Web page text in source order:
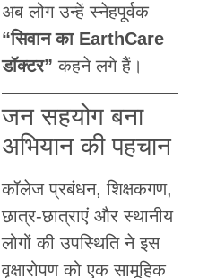
अब लोग उन्हें स्नेहपूर्वक
“सिवान का EarthCare
डॉक्टर” कहने लगे हैं।
जन सहयोग बना
अभियान की पहचान
कॉलेज प्रबंधन, शिक्षकगण,
छात्र-छात्राएं और स्थानीय
लोगों की उपस्थिति ने इस
वृक्षारोपण को एक सामूहिक